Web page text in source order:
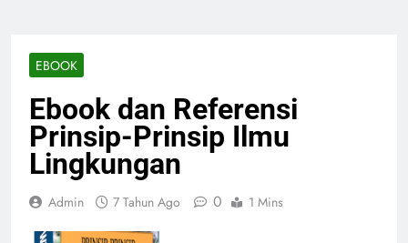
EBOOK
Ebook dan Referensi
Prinsip-Prinsip Ilmu
Lingkungan
Admin 7 Tahun Ago 0 1 Mins